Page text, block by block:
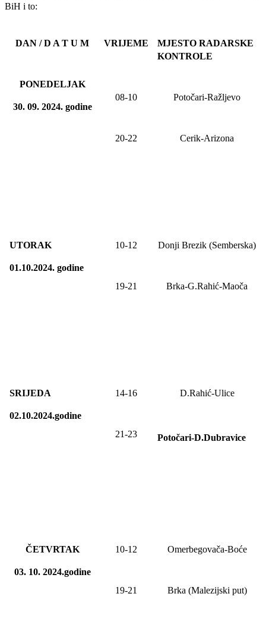
BiH i to:
DAN / D A T U M VRIJEME
MJESTO RADARSKE
KONTROLE
PONEDELJAK
30. 09. 2024. godine
08-10 Potočari-Ražljevo
20-22 Cerik-Arizona
UTORAK
01.10.2024. godine
10-12 Donji Brezik (Semberska)
19-21 Brka-G.Rahić-Maoča
SRIJEDA
02.10.2024.godine
14-16 D.Rahić-Ulice
21-23 Potočari-D.Dubravice
ČETVRTAK
03. 10. 2024.godine
10-12 Omerbegovača-Boće
19-21 Brka (Malezijski put)